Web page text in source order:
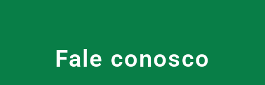
Fale conosco